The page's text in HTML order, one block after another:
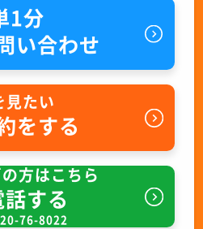
1分
い合わせ
見たい
をする
方はこちら
する
76-8022